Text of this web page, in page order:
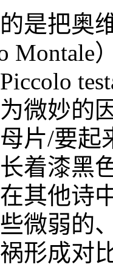
是把奥
微妙的
片/要起
着漆黑
其他诗
微弱的
形成对